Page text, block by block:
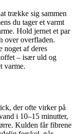
trække sig sammen
du tager et varmt
Hold jernet et par
over overfladen.
noget af deres
– især uld og
varme.
der ofte virker på
i 10–15 minutter,
Kulden får fibrene